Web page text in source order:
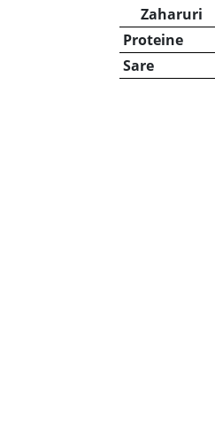
Zaharuri
Proteine
Sare